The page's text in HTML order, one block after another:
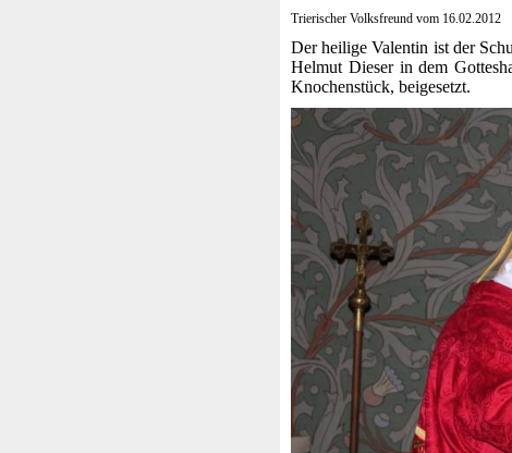
Trierischer Volksfreund vom 16.02.2012
Der heilige Valentin ist der
Helmut Dieser in dem
Knochenstück, beigesetzt.